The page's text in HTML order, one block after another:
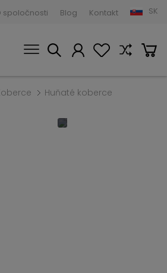
spoločnosti Blog Kontakt SK
Huňaté koberce